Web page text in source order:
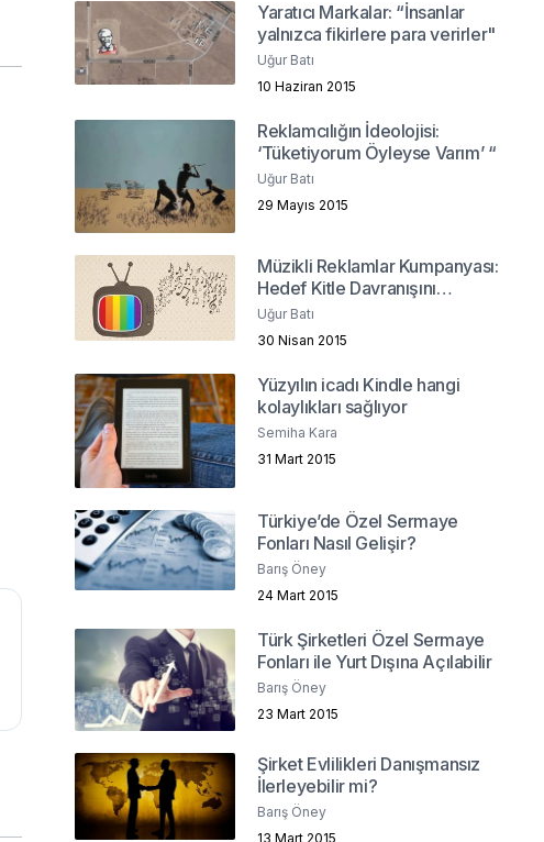
Yaratıcı Markalar: “İnsanlar
yalnızca fikirlere para verirler"
Uğur Batı
10 Haziran 2015
Reklamcılığın İdeolojisi:
‘Tüketiyorum Öyleyse Varım’ “
Uğur Batı
29 Mayıs 2015
Müzikli Reklamlar Kumpanyası:
Hedef Kitle Davranışını
Etkileyen Bir Unsur Olarak
Markaların Müzikle İlişkisi
Uğur Batı
30 Nisan 2015
Yüzyılın icadı Kindle hangi
kolaylıkları sağlıyor
Semiha Kara
31 Mart 2015
Türkiye’de Özel Sermaye
Fonları Nasıl Gelişir?
Barış Öney
24 Mart 2015
Türk Şirketleri Özel Sermaye
Fonları ile Yurt Dışına Açılabilir
Barış Öney
23 Mart 2015
Şirket Evlilikleri Danışmansız
İlerleyebilir mi?
Barış Öney
13 Mart 2015